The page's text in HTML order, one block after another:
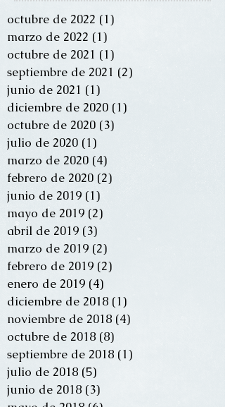
octubre de 2022 (1)
marzo de 2022 (1)
octubre de 2021 (1)
septiembre de 2021 (2)
junio de 2021 (1)
diciembre de 2020 (1)
octubre de 2020 (3)
julio de 2020 (1)
marzo de 2020 (4)
febrero de 2020 (2)
junio de 2019 (1)
mayo de 2019 (2)
abril de 2019 (3)
marzo de 2019 (2)
febrero de 2019 (2)
enero de 2019 (4)
diciembre de 2018 (1)
noviembre de 2018 (4)
octubre de 2018 (8)
septiembre de 2018 (1)
julio de 2018 (5)
junio de 2018 (3)